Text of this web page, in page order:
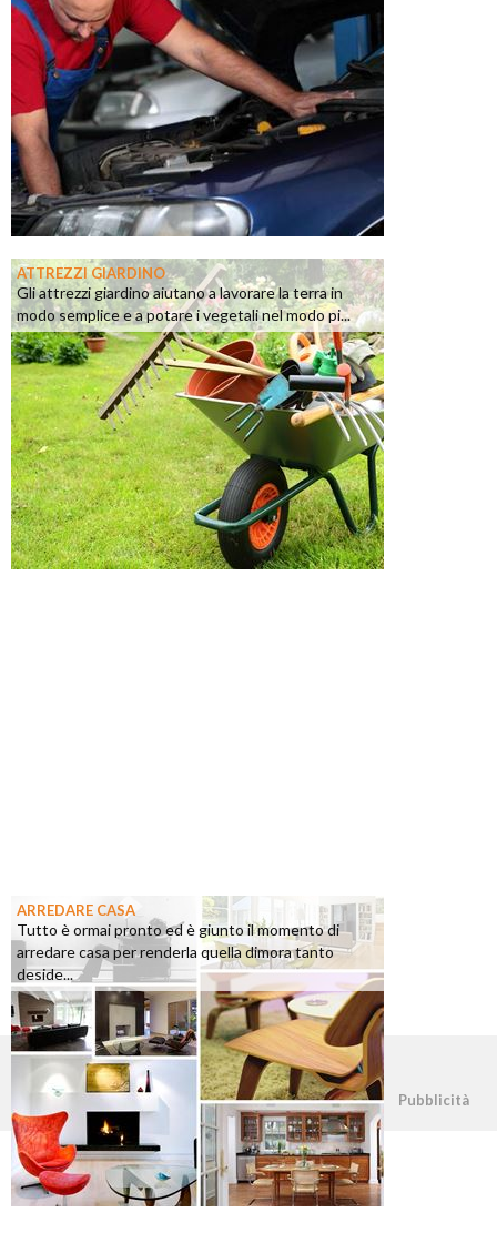
ATTREZZI GIARDINO
Gli attrezzi giardino aiutano a lavorare la terra in
modo semplice e a potare i vegetali nel modo pi...
ARREDARE CASA
Tutto è ormai pronto ed è giunto il momento di
arredare casa per renderla quella dimora tanto
deside...
©2026 - casapratica.org - p.iva 03338800984 Pubblicità